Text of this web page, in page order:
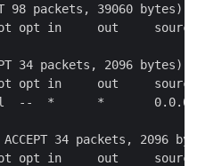
98 packets, 39060 bytes)
opt in     out
34 packets, 2096 bytes)
opt in     out
--  *      *
ACCEPT 34 packets, 2096
opt in     out